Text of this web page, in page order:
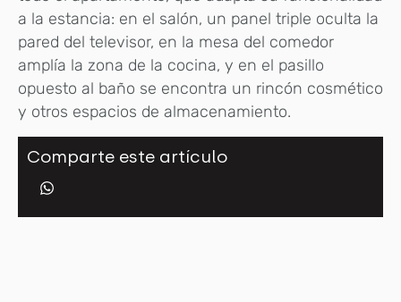
a la estancia: en el salón, un panel triple oculta la
pared del televisor, en la mesa del comedor
amplía la zona de la cocina, y en el pasillo
opuesto al baño se encontra un rincón cosmético
y otros espacios de almacenamiento.
Comparte este artículo